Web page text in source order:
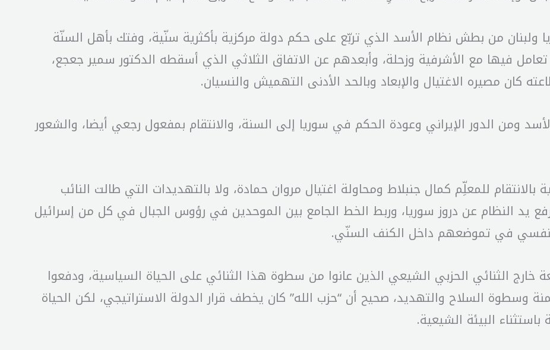
ولبنان من بطش نظام الأسد الذي تربّع على حكم دولة مركزية بأكثرية سنّية، وفتك بأهل السنّة
فيها مع الأشرفية وزحلة، وأبعدهم عن الاتفاق الثلاثي الذي أسقطه الدكتور سمير جعجع،
مصيره الاغتيال والإبعاد وبالحد الأدنى التهميش والنسيان.
ومن الدور الإيراني وعودة الحكم في سوريا إلى السنة، والانتقام بمفعول رجعي أيضا، والشعور
بالانتقام للمعلِّم كمال جنبلاط ومحاولة اغتيال مروان حمادة، ولا بالتهديدات التي طالت النائب
يد النظام عن دروز سوريا، وربط الخط الجامع بين الموحدين في رؤوس الجبال في كل من إسرائيل
النفسي في تموضعهم داخل الكنف السنّي.
خارج الثنائي الحزبي الشيعي الذين عانوا من سطوة هذا الثنائي على الحياة السياسية، ودفعوا
وسطوة السلاح والتهديد، صحيح أن “حزب الله” كان يخطف قرار الدولة الاستراتيجي، لكن الحياة
البيئة الشيعية.